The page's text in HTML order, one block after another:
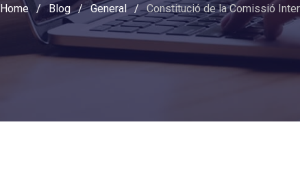
Home / Blog / General / Constitució de la Comissió